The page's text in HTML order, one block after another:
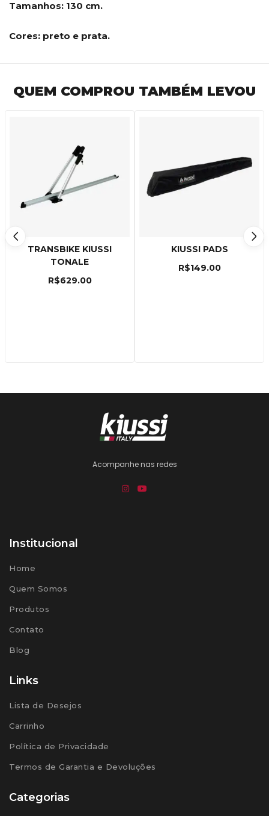
Tamanhos: 130 cm.
Cores: preto e prata.
QUEM COMPROU TAMBÉM LEVOU
TRANSBIKE KIUSSI
TONALE
R$629.00
KIUSSI PADS
R$149.00
Acompanhe nas redes
Institucional
Home
Quem Somos
Produtos
Contato
Blog
Links
Lista de Desejos
Carrinho
Política de Privacidade
Termos de Garantia e Devoluções
Categorias